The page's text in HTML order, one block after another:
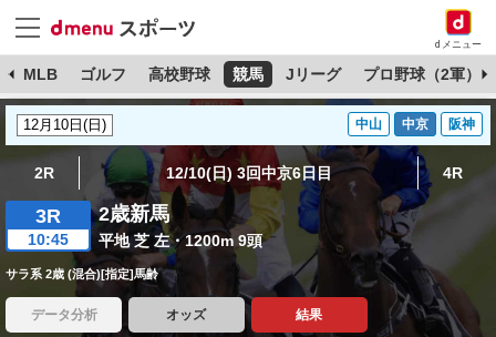
dメニュー
MLB ゴルフ 高校野球 競馬 Jリーグ プロ野球（2軍）
中山 中京 阪神
2R 12/10(日) 3回中京6日目 4R
3R
10:45
2歳新馬
平地 芝 左・1200m 9頭
サラ系 2歳 (混合)[指定]馬齢
データ分析 オッズ 結果